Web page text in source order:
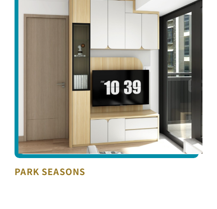
PARK SEASONS
PARK SEASONS